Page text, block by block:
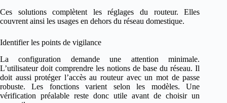
Ces solutions complètent les réglages du routeur. Elles
couvrent ainsi les usages en dehors du réseau domestique.
Identifier les points de vigilance
La configuration demande une attention minimale.
L’utilisateur doit comprendre les notions de base du réseau. Il
doit aussi protéger l’accès au routeur avec un mot de passe
robuste. Les fonctions varient selon les modèles. Une
vérification préalable reste donc utile avant de choisir un